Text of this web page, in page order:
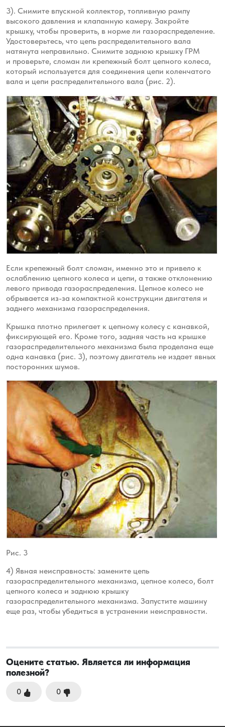
3). Снимите впускной коллектор, топливную рампу
высокого давления и клапанную камеру. Закройте
крышку, чтобы проверить, в норме ли газораспределение.
Удостоверьтесь, что цепь распределительного вала
натянута неправильно. Снимите заднюю крышку ГРМ
и проверьте, сломан ли крепежный болт цепного колеса,
который используется для соединения цепи коленчатого
вала и цепи распределительного вала (рис. 2).
Если крепежный болт сломан, именно это и привело к
ослаблению цепного колеса и цепи, а также отклонению
левого привода газораспределения. Цепное колесо не
обрывается из-за компактной конструкции двигателя и
заднего механизма газораспределения.
Крышка плотно прилегает к цепному колесу с канавкой,
фиксирующей его. Кроме того, задняя часть на крышке
газораспределительного механизма была проделана еще
одна канавка (рис. 3), поэтому двигатель не издает явных
посторонних шумов.
Рис. 3
4) Явная неисправность: замените цепь
газораспределительного механизма, цепное колесо, болт
цепного колеса и заднюю крышку
газораспределительного механизма. Запустите машину
еще раз, чтобы убедиться в устранении неисправности.
Оцените статью. Является ли информация
полезной?
0 0